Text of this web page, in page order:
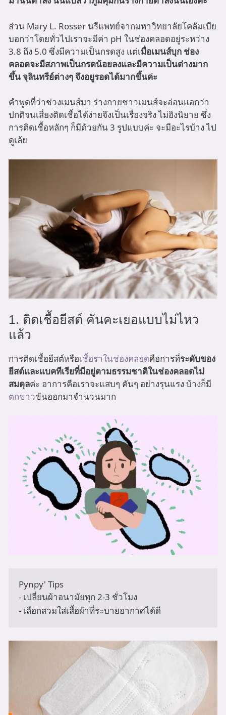
ส่วน Mary L. Rosser นรีแพทย์จากมหาวิทยาลัยโคลัมเบีย
บอกว่าโดยทั่วไปเราจะมีค่า pH ในช่องคลอดอยู่ระหว่าง
3.8 ถึง 5.0 ซึ่งมีความเป็นกรดสูง แต่เมื่อเมนส์บุก ช่อง
คลอดจะมีสภาพเป็นกรดน้อยลงและมีความเป็นด่างมาก
ขึ้น จุลินทรีย์ต่างๆ จึงอยูรอดได้มากขึ้นค่ะ
คำพูดที่ว่าช่วงเมนส์มา ร่างกายชาวเมนส์จะอ่อนแอกว่า
ปกติจนเสี่ยงติดเชื้อได้ง่ายจึงเป็นเรื่องจริง ไม่อิงนิยาย ซึ่ง
การติดเชื้อหลักๆ ก็มีด้วยกัน 3 รูปแบบค่ะ จะมีอะไรบ้าง ไป
ดูเล้ย
1. ติดเชื้อยีสต์ คันคะเยอแบบไม่ไหว
แล้ว
การติดเชื้อยีสต์หรือเชื้อราในช่องคลอดคือการที่ระดับของ
ยีสต์และแบคทีเรียที่มีอยู่ตามธรรมชาติในช่องคลอดไม่
สมดุลค่ะ อาการคือเราจะแสบๆ คันๆ อย่างรุนแรง บ้างก็มี
ตกขาวข้นออกมาจำนวนมาก
Pynpy' Tips
- เปลี่ยนผ้าอนามัยทุก 2-3 ชั่วโมง
- เลือกสวมใส่เสื้อผ้าที่ระบายอากาศได้ดี